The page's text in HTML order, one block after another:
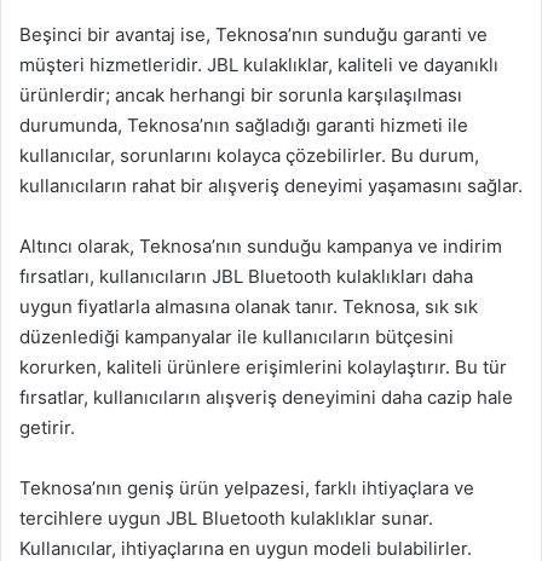
Beşinci bir avantaj ise, Teknosa’nın sunduğu garanti ve
müşteri hizmetleridir. JBL kulaklıklar, kaliteli ve dayanıklı
ürünlerdir; ancak herhangi bir sorunla karşılaşılması
durumunda, Teknosa’nın sağladığı garanti hizmeti ile
kullanıcılar, sorunlarını kolayca çözebilirler. Bu durum,
kullanıcıların rahat bir alışveriş deneyimi yaşamasını sağlar.
Altıncı olarak, Teknosa’nın sunduğu kampanya ve indirim
fırsatları, kullanıcıların JBL Bluetooth kulaklıkları daha
uygun fiyatlarla almasına olanak tanır. Teknosa, sık sık
düzenlediği kampanyalar ile kullanıcıların bütçesini
korurken, kaliteli ürünlere erişimlerini kolaylaştırır. Bu tür
fırsatlar, kullanıcıların alışveriş deneyimini daha cazip hale
getirir.
Teknosa’nın geniş ürün yelpazesi, farklı ihtiyaçlara ve
tercihlere uygun JBL Bluetooth kulaklıklar sunar.
Kullanıcılar, ihtiyaçlarına en uygun modeli bulabilirler.